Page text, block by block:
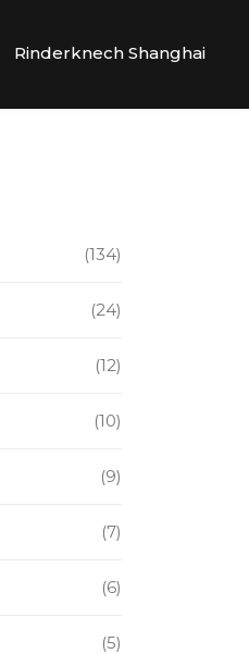
Rinderknech Shanghai
(134)
(24)
(12)
(10)
(9)
(7)
(6)
(5)